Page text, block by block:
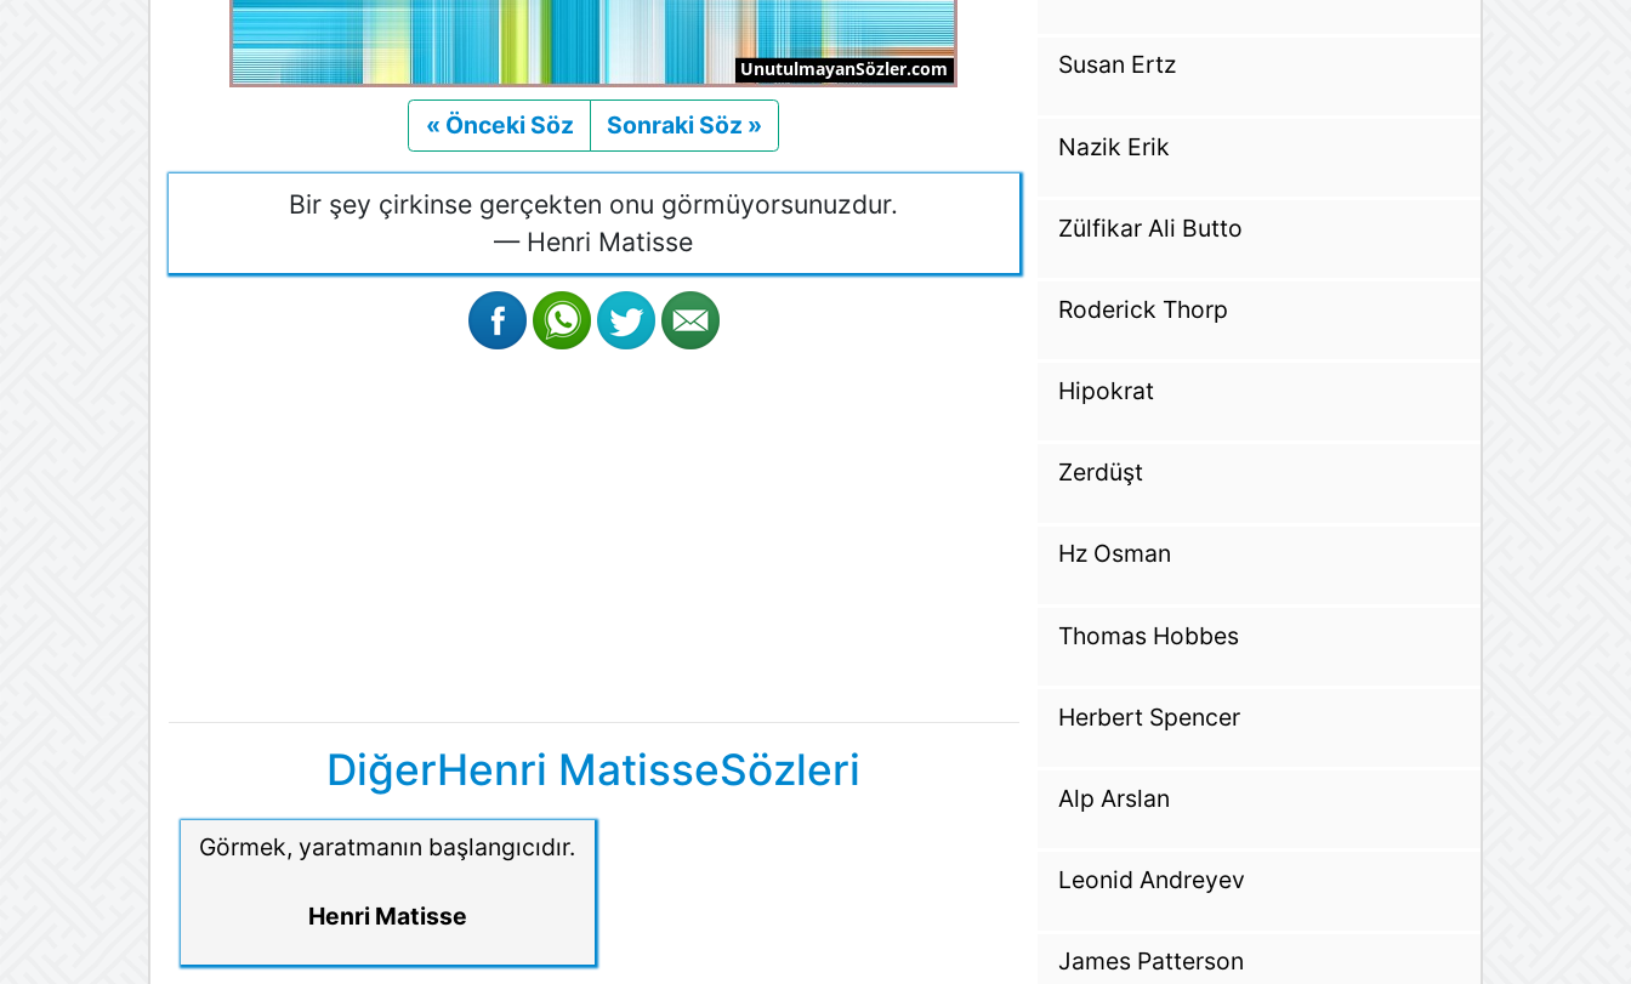
« Önceki Söz Önceki
Sonraki Söz »
Bir şey çirkinse gerçekten onu görmüyorsunuzdur.
— Henri Matisse
DiğerHenri MatisseSözleri
Görmek, yaratmanın başlangıcıdır.
Henri Matisse
Susan Ertz
Nazik Erik
Zülfikar Ali Butto
Roderick Thorp
Hipokrat
Zerdüşt
Hz Osman
Thomas Hobbes
Herbert Spencer
Alp Arslan
Leonid Andreyev
James Patterson